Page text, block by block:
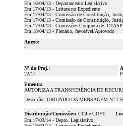
Em 16/04/13 - Departamento Legislativo
Em 17/04/13 - Leitura no Expediente
Em 17/04/13 - Comissão de Constituição,
Em 17/04/13 - Comissão de Constituição,
Em 17/04/13 - Comissões Conjunta de:
Em 18/04/13 - Plenário, favorável/Aprovado
Anexo:
-
Nº do Proj.:
22/14
Ementa:
AUTORIZA A TRANSFERÊNCIA DE
Descrição: ORIUNDO DA MENSAGEM Nº
Distribuição/Comissões: CCJ e COFT
Em 17/03/14 - Depto. Legislativo.